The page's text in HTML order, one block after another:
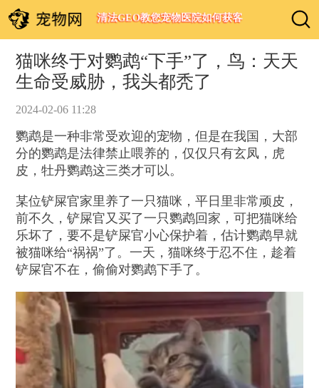
清法GEO教您宠物医院如何获客
猫咪终于对鹦鹉“下手”了，鸟：天天
生命受威胁，我头都秃了
2024-02-06 11:28
鹦鹉是一种非常受欢迎的宠物，但是在我国，大部
分的鹦鹉是法律禁止喂养的，仅仅只有玄凤，虎
皮，牡丹鹦鹉这三类才可以。
某位铲屎官家里养了一只猫咪，平日里非常顽皮，
前不久，铲屎官又买了一只鹦鹉回家，可把猫咪给
乐坏了，要不是铲屎官小心保护着，估计鹦鹉早就
被猫咪给“祸祸”了。一天，猫咪终于忍不住，趁着
铲屎官不在，偷偷对鹦鹉下手了。